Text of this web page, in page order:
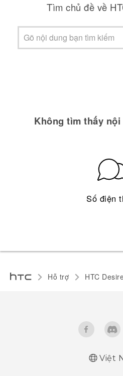
Tìm chủ đề về
Không tìm thấy
Số điện
Hỗ trợ HTC
Việt